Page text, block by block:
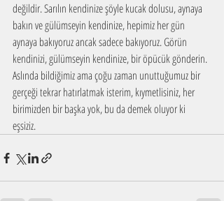
değildir. Sarılın kendinize şöyle kucak dolusu, aynaya
bakın ve gülümseyin kendinize, hepimiz her gün
aynaya bakıyoruz ancak sadece bakıyoruz. Görün
kendinizi, gülümseyin kendinize, bir öpücük gönderin.
Aslında bildiğimiz ama çoğu zaman unuttuğumuz bir
gerçeği tekrar hatırlatmak isterim, kıymetlisiniz, her
birimizden bir başka yok, bu da demek oluyor ki
eşsiziz.